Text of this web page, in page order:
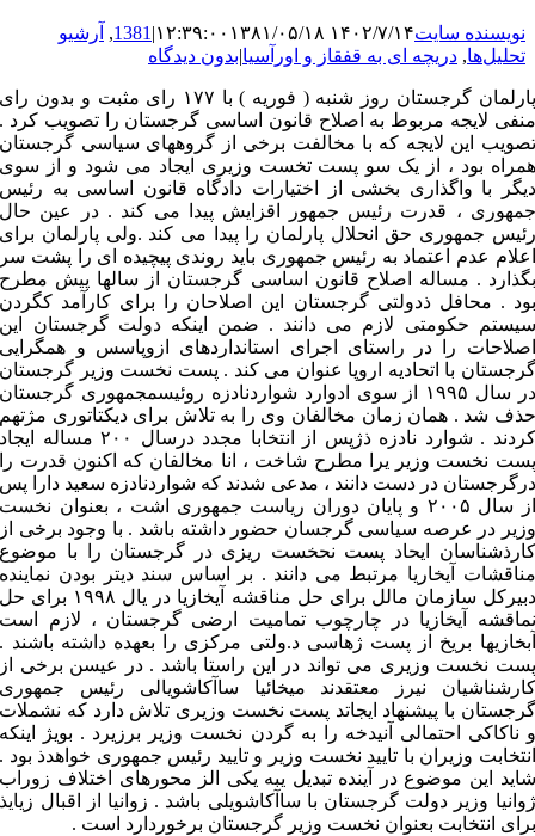
نویسنده سایت۱۴۰۲/۷/۱۴ ۱۲:۳۹:۰۰ ۱۳۸۱/۰۵/۱۸ |
1381
, آرشیو
تحلیل‌ها, دریچه ای به قفقاز و اورآسیا|بدون دیدگاه
پارلمان گرجستان روز شنبه ( فوریه ) با ۱۷۷ رای مثبت و بدون رای
منفی لایجه مربوط به اصلاح قانون اساسی گرجستان را تصویب کرد .
تصویب این لایجه که با مخالفت برخی از گروههای سیاسی گرجستان
همراه بود ، از یک سو پست تخست وزیری ایجاد می شود و از سوی
دیگر با واگذاری بخشی از اختیارات دادگاه قانون اساسی به رئیس
جمهوری ، قدرت رئیس جمهور اقزایش پیدا می کند . در عین حال
رئیس جمهوری حق انحلال پارلمان را پیدا می کند .ولی پارلمان برای
اعلام عدم اعتماد به رئیس جمهوری باید روندی پیچیده ای را پشت سر
بگذارد . مساله اصلاح قانون اساسی گرجستان از سالها پیش مطرح
بود . محافل ذدولتی گرجستان این اصلاحان را برای کارآمد کگردن
سیستم حکومتی لازم می دانند . ضمن اینکه دولت گرجستان این
اصلاحات را در راستای اجرای استانداردهای ازوپاسس و همگرایی
گرجستان با اتحادیه اروپا عنوان می کند . پست نخست وزیر گرجستان
در سال ۱۹۹۵ از سوی ادوارد شواردنادزه روئیسمجمهوری گرجستان
حذف شد . همان زمان مخالفان وی را به تلاش برای دیکتاتوری مژتهم
کردند . شوارد نادزه ذژپس از انتخابا مجدد درسال ۲۰۰ مساله ایجاد
پست نخست وزیر یرا مطرح شاخت ، انا مخالفان که اکنون قدرت را
درگرجستان در دست دانند ، مدعی شدند که شواردنادزه سعید دارا پس
از سال ۲۰۰۵ و پایان دوران ریاست جمهوری اشت ، بعنوان نخست
وزیر در عرصه سیاسی گرجسان حضور داشته باشد . با وجود برخی از
کارذشناسان ایحاد پست نحخست ریزی در گرجستان را با موضوع
مناقشات آیخاریا مرتبط می دانند . بر اساس سند دیتر بودن نماینده
دبیرکل سازمان مالل برای حل مناقشه آیخازیا در یال ۱۹۹۸ برای حل
نماقشه آیخازیا در چارچوب تمامیت ارضی گرجستان ، لازم است
آبخازیها بریخ از پست ژهاسی د.ولتی مرکزی را بعهده داشته باشند .
پست نخست وزیری می تواند در این راستا باشد . در عیسن برخی از
کارشناشیان نیرز معتقدند میخائیا ساآکاشویالی رئیس جمهوری
گرجستان با پیشنهاد ایجاتد پست نخست وزیری تلاش دارد که نشملات
و ناکاکی احتمالی آنیدخه را به گردن نخست وزیر برزیرد . بویژ اینکه
انتخابت وزیران با تایید نخست وزیر و تایید رئیس جمهوری خواهدذ بود .
شاید این موضوع در آینده تبدیل یبه یکی الز محورهای اختلاف زوراب
ژوانیا وزیر دولت گرجستان با ساآکاشویلی باشد . زوانیا از اقبال زیایذ
برای انتخابت بعنوان نخست وزیر گرجستان برخوردارد است .